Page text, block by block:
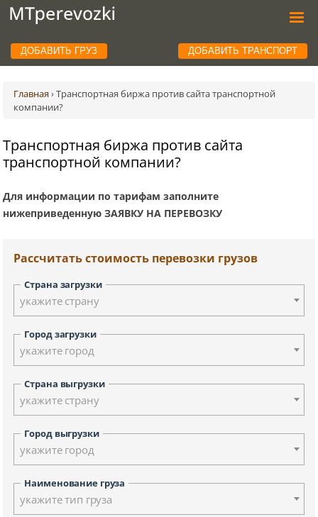
ДОБАВИТЬ ГРУЗ ДОБАВИТЬ ТРАНСПОРТ
Главная ›Транспортная биржа против сайта транспортной
компании?
Транспортная биржа против сайта
транспортной компании?
Для информации по тарифам заполните
нижеприведенную ЗАЯВКУ НА ПЕРЕВОЗКУ
Рассчитать стоимость перевозки грузов
Страна загрузки
укажите страну
Город загрузки
укажите город
Страна выгрузки
укажите страну
Город выгрузки
укажите город
Наименование груза
укажите тип груза